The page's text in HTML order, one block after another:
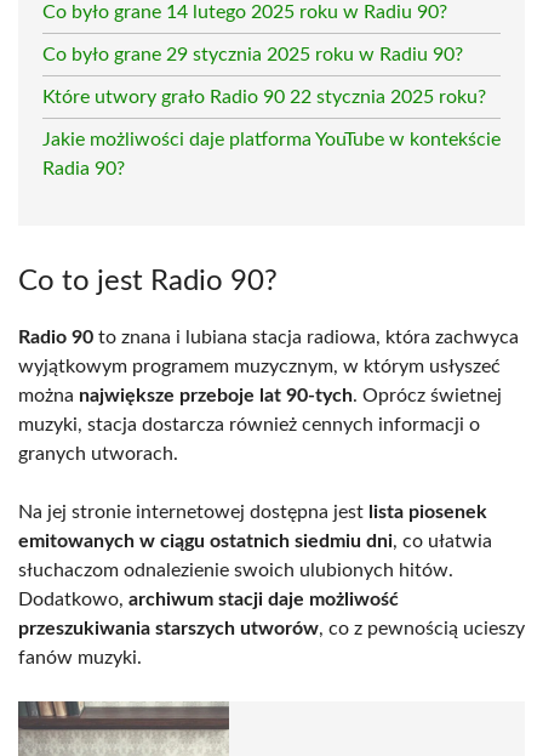
Co było grane 14 lutego 2025 roku w Radiu 90?
Co było grane 29 stycznia 2025 roku w Radiu 90?
Które utwory grało Radio 90 22 stycznia 2025 roku?
Jakie możliwości daje platforma YouTube w kontekście
Radia 90?
Co to jest Radio 90?
Radio 90 to znana i lubiana stacja radiowa, która zachwyca
wyjątkowym programem muzycznym, w którym usłyszeć
można największe przeboje lat 90-tych. Oprócz świetnej
muzyki, stacja dostarcza również cennych informacji o
granych utworach.
Na jej stronie internetowej dostępna jest lista piosenek
emitowanych w ciągu ostatnich siedmiu dni, co ułatwia
słuchaczom odnalezienie swoich ulubionych hitów.
Dodatkowo, archiwum stacji daje możliwość
przeszukiwania starszych utworów, co z pewnością ucieszy
fanów muzyki.